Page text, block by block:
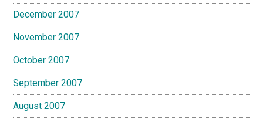
December 2007
November 2007
October 2007
September 2007
August 2007